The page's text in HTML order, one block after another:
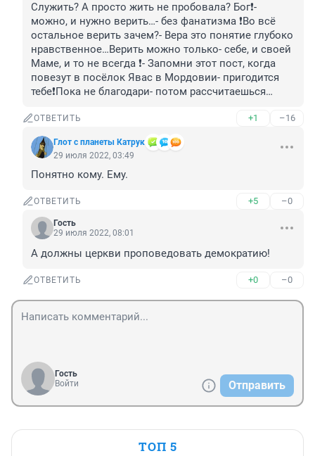
Служить? А просто жить не пробовала? Бог❗️-
можно, и нужно верить…- без фанатизма ❗️Во всё
остальное верить зачем?- Вера это понятие глубоко
нравственное…Верить можно только- себе, и своей
Маме, и то не всегда ❗️- Запомни этот пост, когда
повезут в посёлок Явас в Мордовии- пригодится
тебе❗️Пока не благодари- потом рассчитаешься…
ОТВЕТИТЬ +1 –16
Глот с планеты Катрук
29 июля 2022, 03:49
Понятно кому. Ему.
ОТВЕТИТЬ +5 –0
Гость
29 июля 2022, 08:01
А должны церкви проповедовать демократию!
ОТВЕТИТЬ +0 –0
Гость
Войти
Отправить
ТОП 5